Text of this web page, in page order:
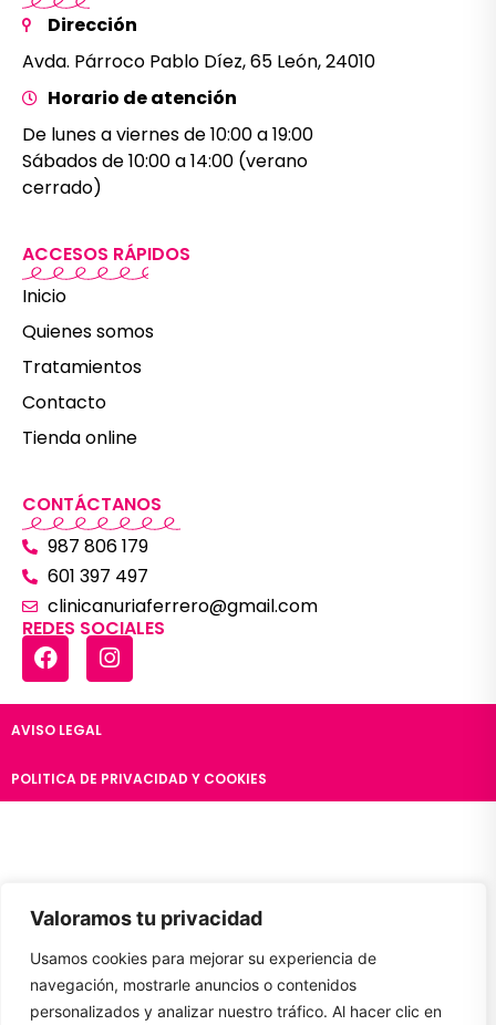
Valoramos tu privacidad
Usamos cookies para mejorar su experiencia de
navegación, mostrarle anuncios o contenidos
personalizados y analizar nuestro tráfico. Al hacer clic en
Dirección
Avda. Párroco Pablo Díez, 65 León, 24010
Horario de atención
De lunes a viernes de 10:00 a 19:00
Sábados de 10:00 a 14:00 (verano
cerrado)
ACCESOS RÁPIDOS
Inicio
Quienes somos
Tratamientos
Contacto
Tienda online
CONTÁCTANOS
987 806 179
601 397 497
clinicanuriaferrero@gmail.com
REDES SOCIALES
AVISO LEGAL
POLITICA DE PRIVACIDAD Y COOKIES